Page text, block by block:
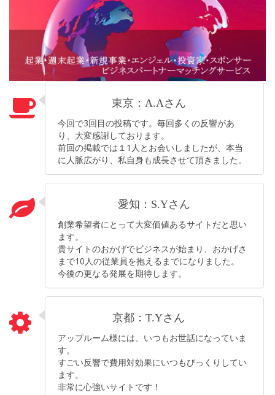
東京：A.Aさん
今回で3回目の投稿です。毎回多くの反響があ
り、大変感謝しております。
前回の掲載では１1人とお会いしましたが、本当
に人脈広がり、私自身も成長させて頂きました。
愛知：S.Yさん
創業希望者にとって大変価値あるサイトだと思い
ます。
貴サイトのおかげでビジネスが始まり、おかげさ
まで10人の従業員を抱えるまでになりました。
今後の更なる発展を期待します。
京都：T.Yさん
アップルーム様には、いつもお世話になっていま
す。
すごい反響で費用対効果にいつもびっくりしてい
ます。
非常に心強いサイトです！